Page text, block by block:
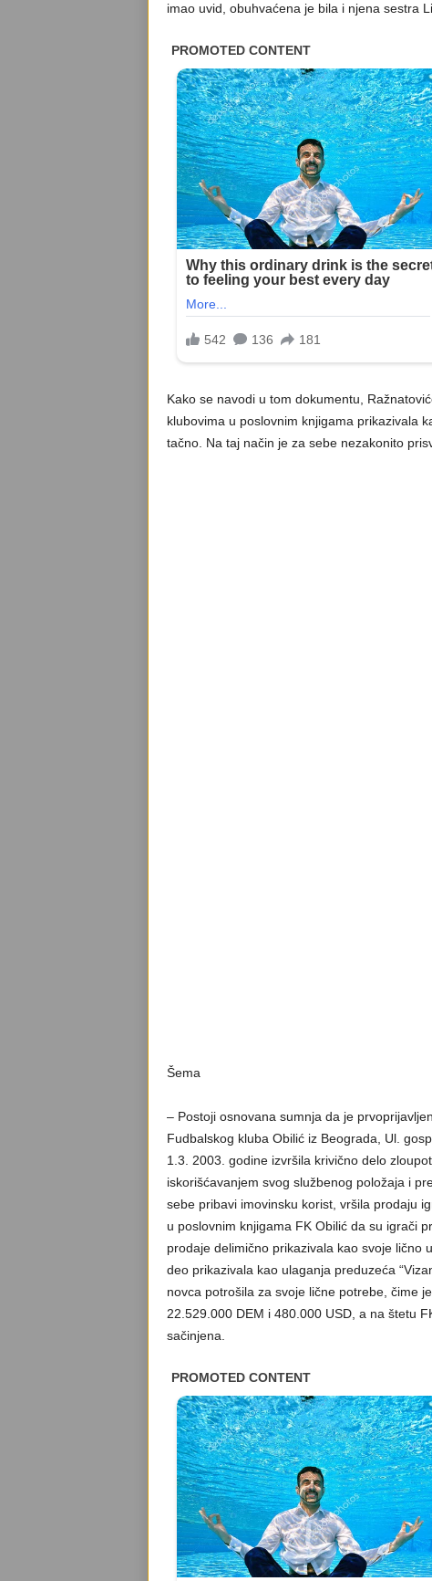
imao uvid, obuhvaćena je bila i njena sestra
Kako se navodi u tom dokumentu,
klubovima u poslovnim knjigama prikazivala
tačno. Na taj način je za sebe nezakonito
Šema
– Postoji osnovana sumnja da je
Fudbalskog kluba Obilić iz Beograda, Ul.
1.3. 2003. godine izvršila krivično delo
iskorišćavanjem svog službenog položaja i
sebe pribavi imovinsku korist, vršila prodaju
u poslovnim knjigama FK Obilić da su igrači
prodaje delimično prikazivala kao svoje lično
deo prikazivala kao ulaganja preduzeća
novca potrošila za svoje lične potrebe, čime
22.529.000 DEM i 480.000 USD, a na štetu
sačinjena.